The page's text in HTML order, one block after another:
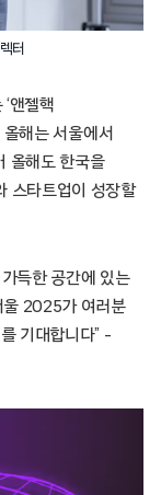
터
앤젤핵
해는 서울에서
올해도 한국을
스타트업이 성장할
득한 공간에 있는
울 2025가 여러분
기대합니다” –